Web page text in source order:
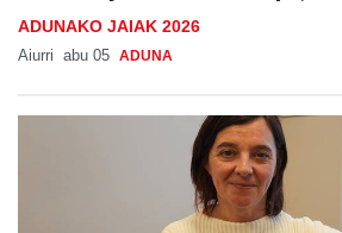
ADUNAKO JAIAK 2026
Aiurri abu 05 ADUNA